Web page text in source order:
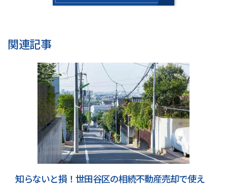
関連記事
知らないと損！世田谷区の相続不動産売却で使え